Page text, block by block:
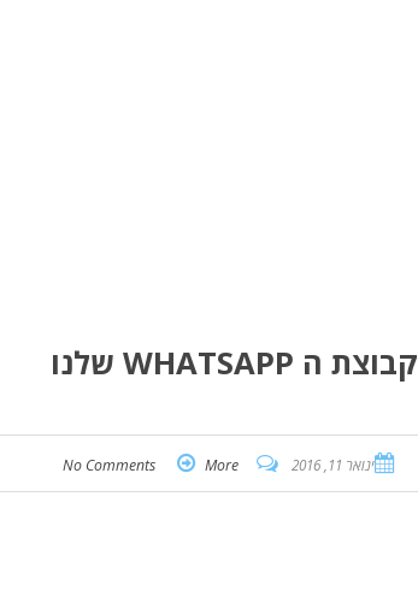
קבוצת ה WHATSAPP שלנו
ינואר 11, 2016 No Comments More